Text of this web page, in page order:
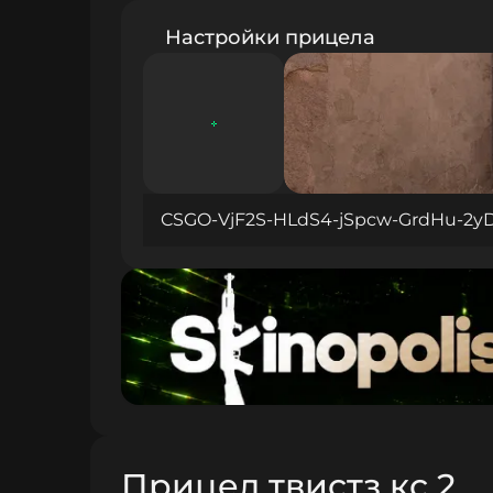
Настройки прицела
CSGO-VjF2S-HLdS4-jSpcw-GrdHu-